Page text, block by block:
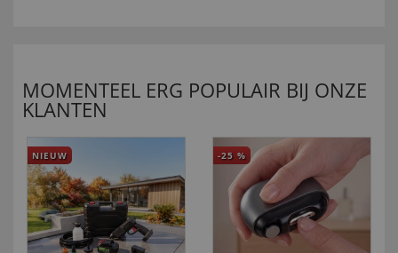
MOMENTEEL ERG POPULAIR BIJ ONZE
KLANTEN
NIEUW -25 %